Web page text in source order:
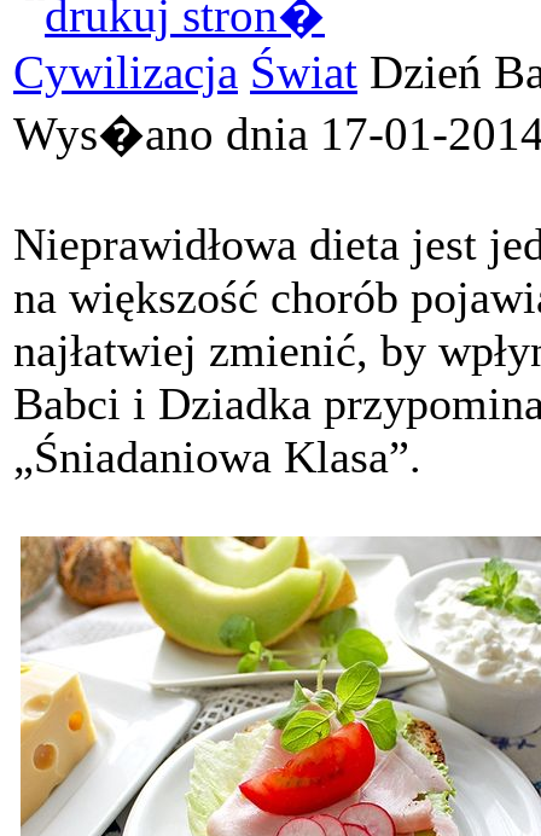
Cywilizacja Świat Dzień
Wys�ano dnia 17-01-
Nieprawidłowa dieta jest
na większość chorób
najłatwiej zmienić, by
Babci i Dziadka
„Śniadaniowa Klasa”.